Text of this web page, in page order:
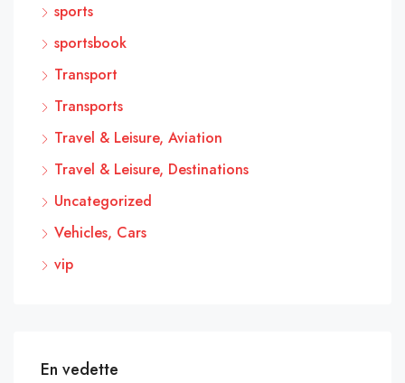
sports
sportsbook
Transport
Transports
Travel & Leisure, Aviation
Travel & Leisure, Destinations
Uncategorized
Vehicles, Cars
vip
En vedette